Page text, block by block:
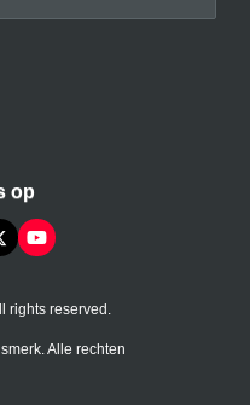
op
Y
o
u
e
rights reserved.
Alle rechten